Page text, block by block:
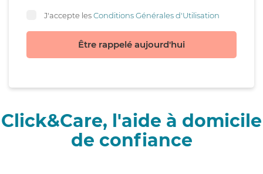
J'accepte lesConditions Générales d'Utilisation
Être rappelé aujourd'hui
Click&Care, l'aide à domicile
de confiance